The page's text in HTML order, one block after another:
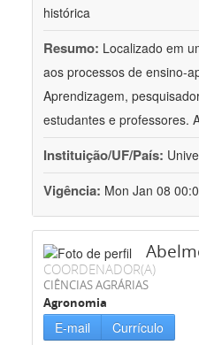
histórica
Resumo: Localizado em
aos processos de ensino-
Aprendizagem,
estudantes e professores.
Instituição/UF/País:
Vigência: Mon Jan 08
COORDENADOR(A)
CIÊNCIAS AGRÁRIAS
Agronomia
E-mail Currículo